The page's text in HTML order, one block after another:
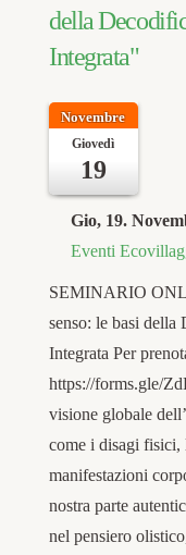
della
Integrata"
Novembre
Giovedì
19
Gio, 19.
Eventi
SEMINARIO
senso: le basi della
Integrata Per
https://forms.gle/
visione globale
come i disagi fisici,
manifestazioni
nostra parte
nel pensiero